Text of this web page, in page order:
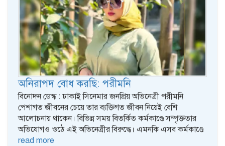
অনিরাপদ বোধ করছি: পরীমনি
বিনোদন ডেস্ক : ঢাকাই সিনেমার জনপ্রিয় অভিনেত্রী পরীমনি
পেশাগত জীবনের চেয়ে তার ব্যক্তিগত জীবন নিয়েই বেশি
আলোচনায় থাকেন। বিভিন্ন সময় বিতর্কিত কর্মকাণ্ডে সম্পৃক্ততার
অভিযোগও ওঠে এই অভিনেত্রীর বিরুদ্ধে। এমনকি এসব কর্মকাণ্ডে
read more